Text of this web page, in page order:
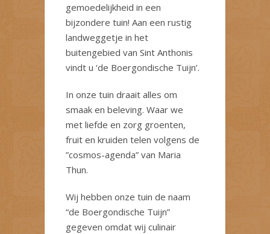
gemoedelijkheid in een
bijzondere tuin! Aan een rustig
landweggetje in het
buitengebied van Sint Anthonis
vindt u ‘de Boergondische Tuijn’.
In onze tuin draait alles om
smaak en beleving. Waar we
met liefde en zorg groenten,
fruit en kruiden telen volgens de
”cosmos-agenda” van Maria
Thun.
Wij hebben onze tuin de naam
“de Boergondische Tuijn”
gegeven omdat wij culinair